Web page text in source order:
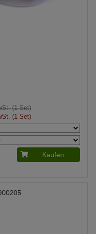
(1 Set)
(1 Set)
Kaufen